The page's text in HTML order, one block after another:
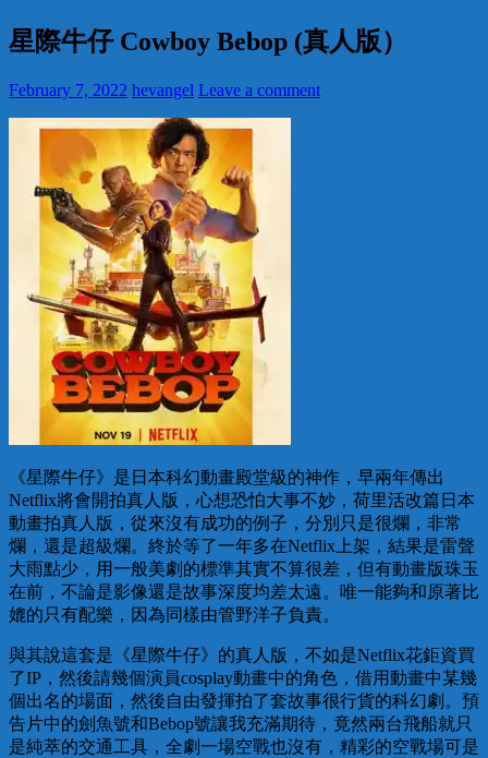
星際牛仔 Cowboy Bebop (真人版）
February 7, 2022 hevangel Leave a comment
《星際牛仔》是日本科幻動畫殿堂級的神作，早兩年傳出
Netflix將會開拍真人版，心想恐怕大事不妙，荷里活改篇日本
動畫拍真人版，從來沒有成功的例子，分別只是很爛，非常
爛，還是超級爛。終於等了一年多在Netflix上架，結果是雷聲
大雨點少，用一般美劇的標準其實不算很差，但有動畫版珠玉
在前，不論是影像還是故事深度均差太遠。唯一能夠和原著比
媲的只有配樂，因為同樣由管野洋子負責。
與其說這套是《星際牛仔》的真人版，不如是Netflix花鉅資買
了IP，然後請幾個演員cosplay動畫中的角色，借用動畫中某幾
個出名的場面，然後自由發揮拍了套故事很行貨的科幻劇。預
告片中的劍魚號和Bebop號讓我充滿期待，竟然兩台飛船就只
是純萃的交通工具，全劇一場空戰也沒有，精彩的空戰場可是